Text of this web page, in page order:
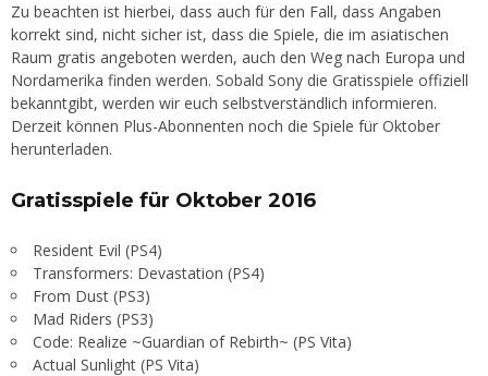
Zu beachten ist hierbei, dass auch für den Fall, dass Angaben
korrekt sind, nicht sicher ist, dass die Spiele, die im asiatischen
Raum gratis angeboten werden, auch den Weg nach Europa und
Nordamerika finden werden. Sobald Sony die Gratisspiele offiziell
bekanntgibt, werden wir euch selbstverständlich informieren.
Derzeit können Plus-Abonnenten noch die Spiele für Oktober
herunterladen.
Gratisspiele für Oktober 2016
Resident Evil (PS4)
Transformers: Devastation (PS4)
From Dust (PS3)
Mad Riders (PS3)
Code: Realize ~Guardian of Rebirth~ (PS Vita)
Actual Sunlight (PS Vita)